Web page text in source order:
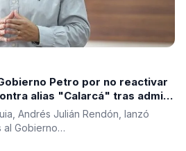
Petro por no reactivar
alias "Calarcá" tras admitir
paz
Andrés Julián Rendón, lanzó
al Gobierno…